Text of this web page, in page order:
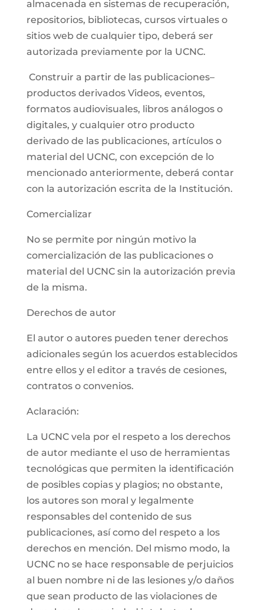
almacenada en sistemas de recuperación,
repositorios, bibliotecas, cursos virtuales o
sitios web de cualquier tipo, deberá ser
autorizada previamente por la UCNC.
Construir a partir de las publicaciones–
productos derivados Videos, eventos,
formatos audiovisuales, libros análogos o
digitales, y cualquier otro producto
derivado de las publicaciones, artículos o
material del UCNC, con excepción de lo
mencionado anteriormente, deberá contar
con la autorización escrita de la Institución.
Comercializar
No se permite por ningún motivo la
comercialización de las publicaciones o
material del UCNC sin la autorización previa
de la misma.
Derechos de autor
El autor o autores pueden tener derechos
adicionales según los acuerdos establecidos
entre ellos y el editor a través de cesiones,
contratos o convenios.
Aclaración:
La UCNC vela por el respeto a los derechos
de autor mediante el uso de herramientas
tecnológicas que permiten la identificación
de posibles copias y plagios; no obstante,
los autores son moral y legalmente
responsables del contenido de sus
publicaciones, así como del respeto a los
derechos en mención. Del mismo modo, la
UCNC no se hace responsable de perjuicios
al buen nombre ni de las lesiones y/o daños
que sean producto de las violaciones de